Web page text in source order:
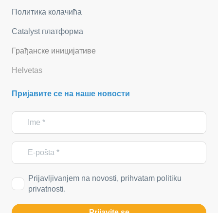
Политика колачића
Catalyst платформа
Грађанске иницијативе
Helvetas
Пријавите се на наше новости
Prijavljivanjem na novosti, prihvatam politiku
privatnosti.